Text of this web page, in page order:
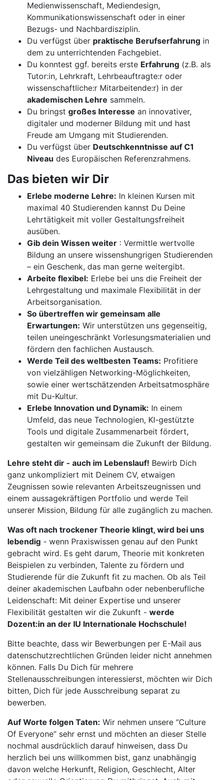
Medienwissenschaft, Mediendesign,
Kommunikationswissenschaft oder in einer
Bezugs- und Nachbardisziplin.
Du verfügst über praktische Berufserfahrung in
dem zu unterrichtenden Fachgebiet.
Du konntest ggf. bereits erste Erfahrung (z.B. als
Tutor:in, Lehrkraft, Lehrbeauftragte:r oder
wissenschaftliche:r Mitarbeitende:r) in der
akademischen Lehre sammeln.
Du bringst großes Interesse an innovativer,
digitaler und moderner Bildung mit und hast
Freude am Umgang mit Studierenden.
Du verfügst über Deutschkenntnisse auf C1
Niveau des Europäischen Referenzrahmens.
Das bieten wir Dir
Erlebe moderne Lehre: In kleinen Kursen mit
maximal 40 Studierenden kannst Du Deine
Lehrtätigkeit mit voller Gestaltungsfreiheit
ausüben.
Gib dein Wissen weiter : Vermittle wertvolle
Bildung an unsere wissenshungrigen Studierenden
– ein Geschenk, das man gerne weitergibt.
Arbeite flexibel: Erlebe bei uns die Freiheit der
Lehrgestaltung und maximale Flexibilität in der
Arbeitsorganisation.
So übertreffen wir gemeinsam alle
Erwartungen: Wir unterstützen uns gegenseitig,
teilen uneingeschränkt Vorlesungsmaterialien und
fördern den fachlichen Austausch.
Werde Teil des weltbesten Teams: Profitiere
von vielzähligen Networking-Möglichkeiten,
sowie einer wertschätzenden Arbeitsatmosphäre
mit Du-Kultur.
Erlebe Innovation und Dynamik: In einem
Umfeld, das neue Technologien, KI-gestützte
Tools und digitale Zusammenarbeit fördert,
gestalten wir gemeinsam die Zukunft der Bildung.
Lehre steht dir - auch im Lebenslauf! Bewirb Dich
ganz unkompliziert mit Deinem CV, etwaigen
Zeugnissen sowie relevanten Arbeitszeugnissen und
einem aussagekräftigen Portfolio und werde Teil
unserer Mission, Bildung für alle zugänglich zu machen.
Was oft nach trockener Theorie klingt, wird bei uns
lebendig - wenn Praxiswissen genau auf den Punkt
gebracht wird. Es geht darum, Theorie mit konkreten
Beispielen zu verbinden, Talente zu fördern und
Studierende für die Zukunft fit zu machen. Ob als Teil
deiner akademischen Laufbahn oder nebenberufliche
Leidenschaft: Mit deiner Expertise und unserer
Flexibilität gestalten wir die Zukunft - werde
Dozent:in an der IU Internationale Hochschule!
Bitte beachte, dass wir Bewerbungen per E-Mail aus
datenschutzrechtlichen Gründen leider nicht annehmen
können. Falls Du Dich für mehrere
Stellenausschreibungen interessierst, möchten wir Dich
bitten, Dich für jede Ausschreibung separat zu
bewerben.
Auf Worte folgen Taten: Wir nehmen unsere “Culture
Of Everyone” sehr ernst und möchten an dieser Stelle
nochmal ausdrücklich darauf hinweisen, dass Du
herzlich bei uns willkommen bist, ganz unabhängig
davon welche Herkunft, Religion, Geschlecht, Alter